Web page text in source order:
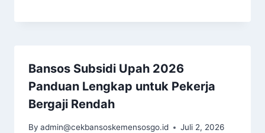
Bansos Subsidi Upah 2026
Panduan Lengkap untuk Pekerja
Bergaji Rendah
By admin@cekbansoskemensosgo.id Juli 2, 2026